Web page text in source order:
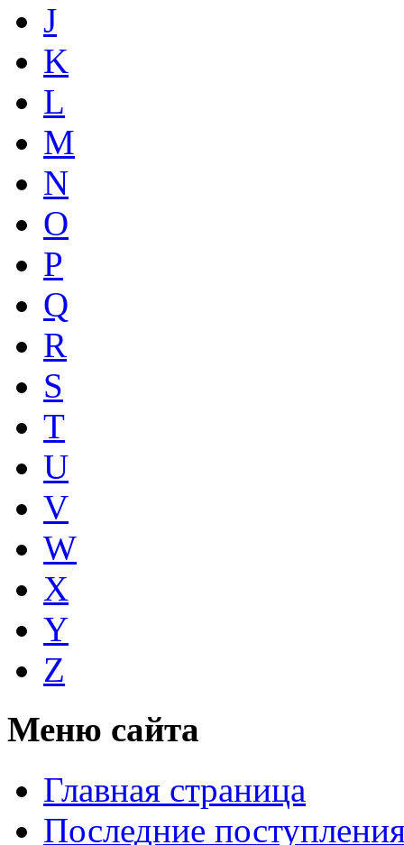
J
K
L
M
N
O
P
Q
R
S
T
U
V
W
X
Y
Z
Меню сайта
Главная страница
Последние